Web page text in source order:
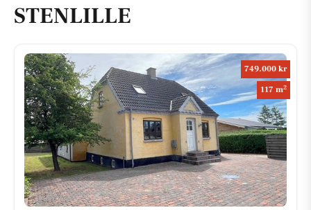
STENLILLE
749.000 kr
117 m2